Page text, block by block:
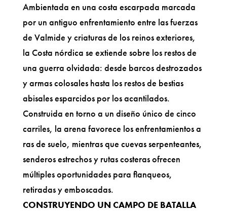
Ambientada en una costa escarpada marcada
por un antiguo enfrentamiento entre las fuerzas
de Valmide y criaturas de los reinos exteriores,
la Costa nórdica se extiende sobre los restos de
una guerra olvidada: desde barcos destrozados
y armas colosales hasta los restos de bestias
abisales esparcidos por los acantilados.
Construida en torno a un diseño único de cinco
carriles, la arena favorece los enfrentamientos a
ras de suelo, mientras que cuevas serpenteantes,
senderos estrechos y rutas costeras ofrecen
múltiples oportunidades para flanqueos,
retiradas y emboscadas.
CONSTRUYENDO UN CAMPO DE BATALLA